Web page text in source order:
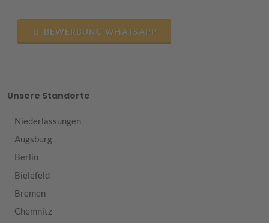
BEWERBUNG WHATSAPP
Unsere Standorte
Niederlassungen
Augsburg
Berlin
Bielefeld
Bremen
Chemnitz